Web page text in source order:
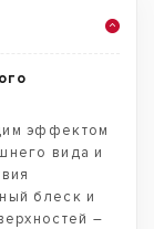
эффектом
вида и
блеск и
–